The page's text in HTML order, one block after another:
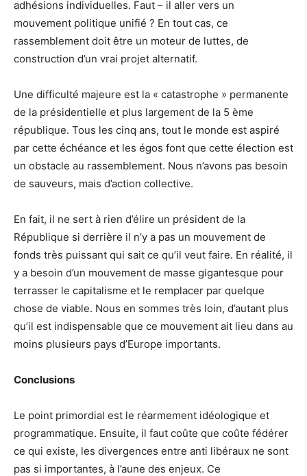
adhésions individuelles. Faut – il aller vers un
mouvement politique unifié ? En tout cas, ce
rassemblement doit être un moteur de luttes, de
construction d’un vrai projet alternatif.
Une difficulté majeure est la « catastrophe » permanente
de la présidentielle et plus largement de la 5 ème
république. Tous les cinq ans, tout le monde est aspiré
par cette échéance et les égos font que cette élection est
un obstacle au rassemblement. Nous n’avons pas besoin
de sauveurs, mais d’action collective.
En fait, il ne sert à rien d’élire un président de la
République si derrière il n’y a pas un mouvement de
fonds très puissant qui sait ce qu’il veut faire. En réalité, il
y a besoin d’un mouvement de masse gigantesque pour
terrasser le capitalisme et le remplacer par quelque
chose de viable. Nous en sommes très loin, d’autant plus
qu’il est indispensable que ce mouvement ait lieu dans au
moins plusieurs pays d’Europe importants.
Conclusions
Le point primordial est le réarmement idéologique et
programmatique. Ensuite, il faut coûte que coûte fédérer
ce qui existe, les divergences entre anti libéraux ne sont
pas si importantes, à l’aune des enjeux. Ce